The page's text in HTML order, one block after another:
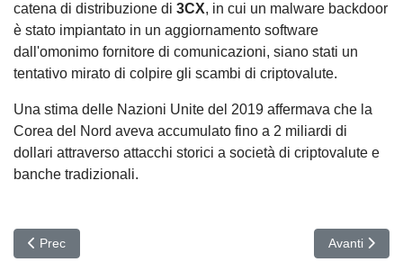
catena di distribuzione di 3CX, in cui un malware backdoor
è stato impiantato in un aggiornamento software
dall'omonimo fornitore di comunicazioni, siano stati un
tentativo mirato di colpire gli scambi di criptovalute.
Una stima delle Nazioni Unite del 2019 affermava che la
Corea del Nord aveva accumulato fino a 2 miliardi di
dollari attraverso attacchi storici a società di criptovalute e
banche tradizionali.
Articolo precedente: Royal ransomware crea il suo downloader
Prec Articolo
Avanti